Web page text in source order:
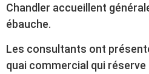
Chandler accueillent
ébauche.
Les consultants ont
quai commercial qui réserve